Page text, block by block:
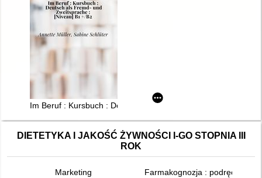
Im Beruf : Kursbuch : Deutsch als Fremd- und Zweitsprache :
DIETETYKA I JAKOŚĆ ŻYWNOŚCI I-GO STOPNIA III
ROK
Marketing
Farmakognozja : podręcznik